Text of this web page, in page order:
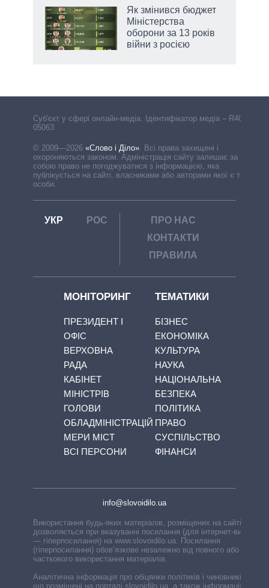
Як змінився бюджет
Міністерства
оборони за 13 років
війни з росією
Cуб'єкт у сфері онлайн-медіа. Ідентифікатор медіа – R40-
05063
© 2009—2026 «Слово і Діло». Всі права захищені і
охороняються законом. Адміністрація сайту залишає за
собою право не погоджуватися з інформацією, яка
публікується на сайті, власниками або авторами якої є треті
особи.
УКР РОС
ПРО НАС
КОНТАКТИ
ПРАВИЛА
МОНІТОРИНГ
ПРЕЗИДЕНТ І
ОФІС
ВЕРХОВНА
РАДА
КАБІНЕТ
МІНІСТРІВ
ГОЛОВИ
ОБЛАДМІНІСТРАЦІЙ
МЕРИ МІСТ
ВСІ ПЕРСОНИ
ТЕМАТИКИ
БІЗНЕС
ЕКОНОМІКА
КУЛЬТУРА
НАУКА
НАЦІОНАЛЬНА
БЕЗПЕКА
ПОЛІТИКА
ПРАВО
СУСПІЛЬСТВО
ФІНАНСИ
info@slovoidilo.ua
Використання будь-яких матеріалів, розміщених на сайті,
дозволяється при вказуванні посилання (для інтернет-видань
— гіперпосилання) на www.slovoidilo.ua. Посилання
(гіперпосилання) обов’язкове незалежно від повного або
часткового використання матеріалів.
Аналітична інформація про обіцянки політиків і чиновників,
що розміщені на порталі slovoidilo.ua, а також інформація про